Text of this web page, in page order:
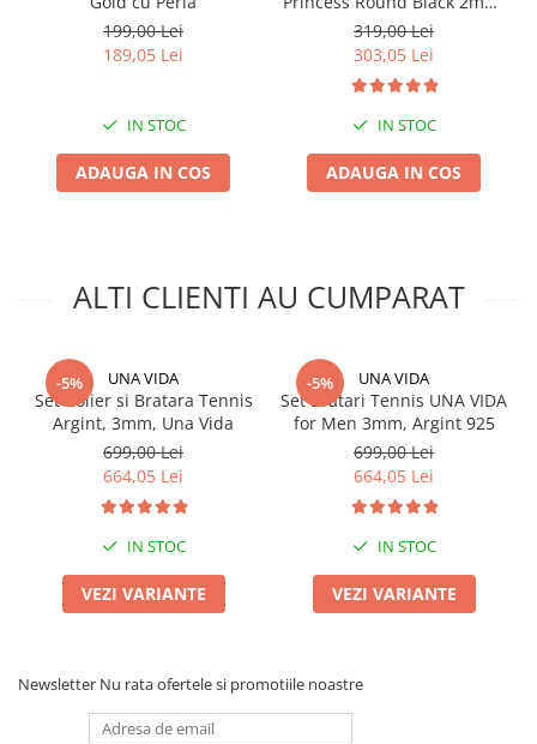
199,00 Lei
189,05 Lei
IN STOC
ADAUGA IN COS
Argint 925
319,00 Lei
303,05 Lei
IN STOC
ADAUGA IN COS
ALTI CLIENTI AU CUMPARAT
-5% UNA VIDA
Set Colier si Bratara Tennis
Argint, 3mm, Una Vida
699,00 Lei
664,05 Lei
IN STOC
VEZI VARIANTE
-5% UNA VIDA
Set Bratari Tennis UNA VIDA
for Men 3mm, Argint 925
699,00 Lei
664,05 Lei
IN STOC
VEZI VARIANTE
Newsletter Nu rata ofertele si promotiile noastre